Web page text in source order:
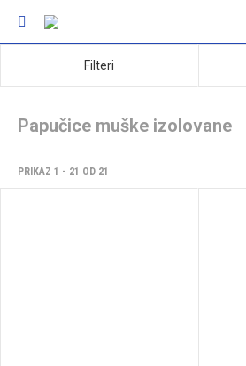
Filteri
Papučice muške izolovane
PRIKAZ 1 - 21 OD 21